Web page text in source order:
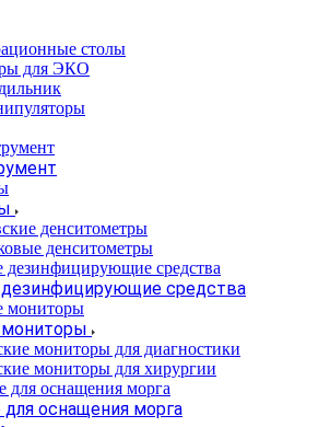
столы
для ЭКО
денситометры
денситометры
средства
мониторы для диагностики
мониторы для хирургии
оснащения морга